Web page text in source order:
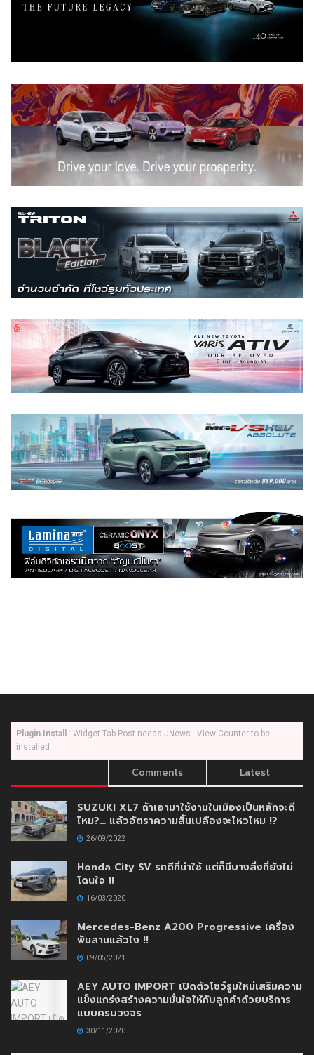
Plugin Install
: Widget Tab Post needs JNews - View Counter to be
installed
Comments Latest
SUZUKI XL7 ถ้าเอามาใช้งานในเมืองเป็นหลักจะดี
ไหม?… แล้วอัตราความสิ้นเปลืองจะไหวไหม !?
26/09/2022
Honda City SV รถดีที่น่าใช้ แต่ก็มีบางสิ่งที่ยังไม่
โดนใจ !!
16/03/2020
Mercedes-Benz A200 Progressive เครื่อง
พันสามแล้วไง !!
09/05/2021
AEY AUTO IMPORT เปิดตัวโชว์รูมใหม่เสริมความ
แข็งแกร่งสร้างความมั่นใจให้กับลูกค้าด้วยบริการ
แบบครบวงจร
30/11/2020